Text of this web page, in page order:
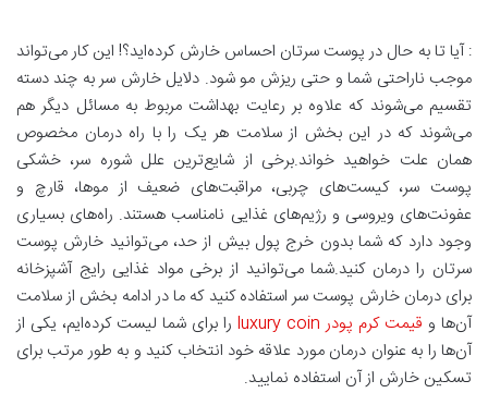
: آیا تا به حال در پوست سرتان احساس خارش کرده‌اید؟! این کار می‌تواند
موجب ناراحتی شما و حتی ریزش مو شود. دلایل خارش سر به چند دسته
تقسیم می‌شوند که علاوه بر رعایت بهداشت مربوط به مسائل دیگر هم
می‌شوند که در این بخش از سلامت هر یک را با راه درمان مخصوص
همان علت خواهید خواند.برخی از شایع‌ترین علل شوره سر، خشکی
پوست سر، کیست‌های چربی، مراقبت‌های ضعیف از موها، قارچ و
عفونت‌های ویروسی و رژیم‌های غذایی نامناسب هستند. راه‌های بسیاری
وجود دارد که شما بدون خرج پول بیش از حد، می‌توانید خارش پوست
سرتان را درمان کنید.شما می‌توانید از برخی مواد غذایی رایج آشپزخانه
برای درمان خارش پوست سر استفاده کنید که ما در ادامه بخش از سلامت
آن‌ها و قیمت کرم پودر luxury coin
را برای شما لیست کرده‌ایم، یکی از
آن‌ها را به عنوان درمان مورد علاقه خود انتخاب کنید و به طور مرتب برای
تسکین خارش از آن استفاده نمایید.